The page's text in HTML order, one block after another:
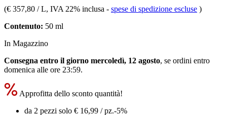
(€ 357,80 / L, IVA 22% inclusa - spese di spedizione escluse )
Contenuto: 50 ml
In Magazzino
Consegna entro il giorno mercoledì, 12 agosto, se ordini entro
domenica alle ore 23:59.
Approfitta dello sconto quantità!
da 2 pezzi solo € 16,99 / pz.-5%